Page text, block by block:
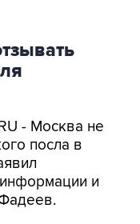
- Москва не
посла в
и